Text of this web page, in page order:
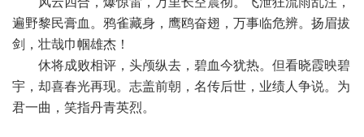
遍野黎民膏血。鸦雀藏身，鹰鸥奋翅，万事临危辨。扬眉拔
剑，壮哉巾帼雄杰！
休将成败相评，头颅纵去，碧血今犹热。但看晓霞映碧
宇，却喜春光再现。志盖前朝，名传后世，业绩人争说。为
君一曲，笑指丹青英烈。